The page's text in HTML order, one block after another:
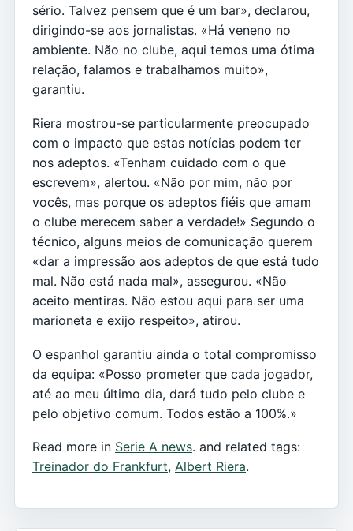
sério. Talvez pensem que é um bar», declarou,
dirigindo-se aos jornalistas. «Há veneno no
ambiente. Não no clube, aqui temos uma ótima
relação, falamos e trabalhamos muito»,
garantiu.
Riera mostrou-se particularmente preocupado
com o impacto que estas notícias podem ter
nos adeptos. «Tenham cuidado com o que
escrevem», alertou. «Não por mim, não por
vocês, mas porque os adeptos fiéis que amam
o clube merecem saber a verdade!» Segundo o
técnico, alguns meios de comunicação querem
«dar a impressão aos adeptos de que está tudo
mal. Não está nada mal», assegurou. «Não
aceito mentiras. Não estou aqui para ser uma
marioneta e exijo respeito», atirou.
O espanhol garantiu ainda o total compromisso
da equipa: «Posso prometer que cada jogador,
até ao meu último dia, dará tudo pelo clube e
pelo objetivo comum. Todos estão a 100%.»
Read more in Serie A news. and related tags:
Treinador do Frankfurt, Albert Riera.